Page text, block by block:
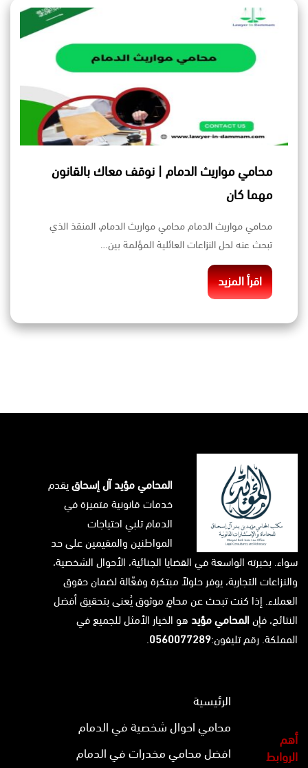
محامي مواريث الدمام | نوقف معاك بالقانون
مهما كان
محامي مواريث الدمام محامي مواريث الدمام، المنقذ الذي
تبحث عنه لحل النزاعات العائلية المؤلمة بين…
اقرأ المزيد
المحامي مؤيد آل إسحاقيقدم
خدمات قانونية متميزة في
الدمام تلبي احتياجات
المواطنين والمقيمين على حد
سواء. بخبرته الواسعة في القضايا الجنائية، الأحوال الشخصية،
والنزاعات التجارية، يوفر حلولاً مبتكرة وفعّالة لضمان حقوق
العملاء. إذا كنت تبحث عن محامٍ موثوق يُعنى بتحقيق أفضل
النتائج، فإنالمحامي مؤيد هو الخيار الأمثل للجميع في
المملكة. رقم تليفون:0560077289
.
أهم
الروابط
الرئيسية
محامي احوال شخصية في الدمام
افضل محامي مخدرات في الدمام